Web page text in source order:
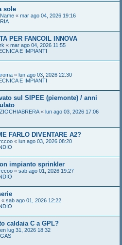
sole
« mar ago 04, 2026 19:16
PER FANCOIL INNOVA
« mar ago 04, 2026 11:55
E IMPIANTI
« lun ago 03, 2026 22:30
E IMPIANTI
sul SIPEE (piemonte) / anni
« lun ago 03, 2026 17:06
FARLO DIVENTARE A2?
« lun ago 03, 2026 08:20
impianto sprinkler
« sab ago 01, 2026 19:27
« sab ago 01, 2026 12:22
caldaia C a GPL?
lug 31, 2026 18:32